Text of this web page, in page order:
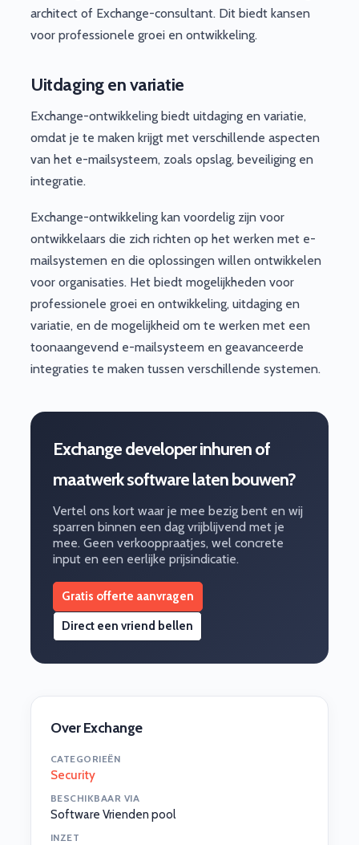
architect of Exchange-consultant. Dit biedt kansen
voor professionele groei en ontwikkeling.
Uitdaging en variatie
Exchange-ontwikkeling biedt uitdaging en variatie,
omdat je te maken krijgt met verschillende aspecten
van het e-mailsysteem, zoals opslag, beveiliging en
integratie.
Exchange-ontwikkeling kan voordelig zijn voor
ontwikkelaars die zich richten op het werken met e-
mailsystemen en die oplossingen willen ontwikkelen
voor organisaties. Het biedt mogelijkheden voor
professionele groei en ontwikkeling, uitdaging en
variatie, en de mogelijkheid om te werken met een
toonaangevend e-mailsysteem en geavanceerde
integraties te maken tussen verschillende systemen.
Exchange developer inhuren of
maatwerk software laten bouwen?
Vertel ons kort waar je mee bezig bent en wij
sparren binnen een dag vrijblijvend met je
mee. Geen verkooppraatjes, wel concrete
input en een eerlijke prijsindicatie.
Gratis offerte aanvragen
Direct een vriend bellen
Over Exchange
CATEGORIEËN
Security
BESCHIKBAAR VIA
Software Vrienden pool
INZET